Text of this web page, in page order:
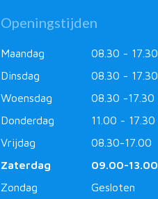
Openingstijden
Maandag
08.30 - 17.30
Dinsdag
08.30 - 17.30
Woensdag
08.30 -17.30
Donderdag
11.00 - 17.30
Vrijdag
08.30-17.00
Zaterdag
09.00-13.00
Zondag
Gesloten